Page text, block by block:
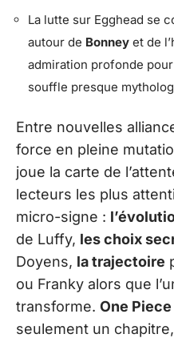
La lutte sur Egghead se
autour de Bonney et de
admiration profonde pour
souffle presque
Entre nouvelles
force en pleine
joue la carte de
lecteurs les plus
micro-signe :
de Luffy, les choix
Doyens, la trajectoire
ou Franky alors que
transforme. One Piece
seulement un